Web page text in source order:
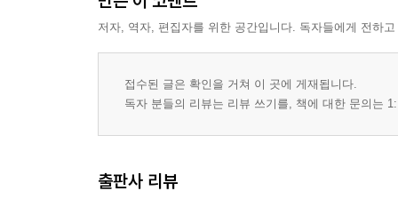
저자, 역자, 편집자를 위한 공간입니다. 독자들에게 전하
접수된 글은 확인을 거쳐 이 곳에 게재됩니다.
독자 분들의 리뷰는 리뷰 쓰기를, 책에 대한 문의는
출판사 리뷰